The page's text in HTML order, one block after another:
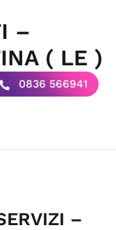
–
( LE )
0836 566941
–